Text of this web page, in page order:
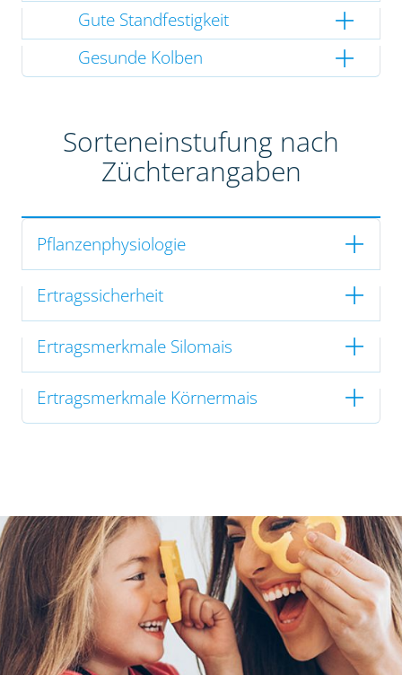
Gute Standfestigkeit
Gesunde Kolben
Sorteneinstufung nach
Züchterangaben
Pflanzenphysiologie
Ertragssicherheit
Ertragsmerkmale Silomais
Ertragsmerkmale Körnermais